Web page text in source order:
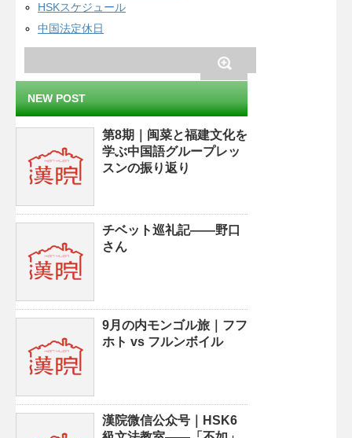
HSKスケジュール
中国法定休日
NEW POST
第8期｜闽菜と福建文化を
学ぶ中国語グループレッ
スンの振り返り
チベット巡礼記——野口
さん
9月の内モンゴル旅｜フフ
ホト vs フルンボイル
漢院微信公众号｜HSK6